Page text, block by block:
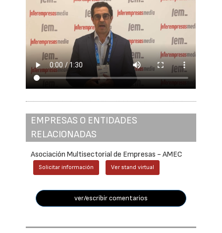
EMPRESAS O ENTIDADES
RELACIONADAS
Asociación Multisectorial de Empresas - AMEC
Solicitar información Ver stand virtual
ver/escribir comentarios